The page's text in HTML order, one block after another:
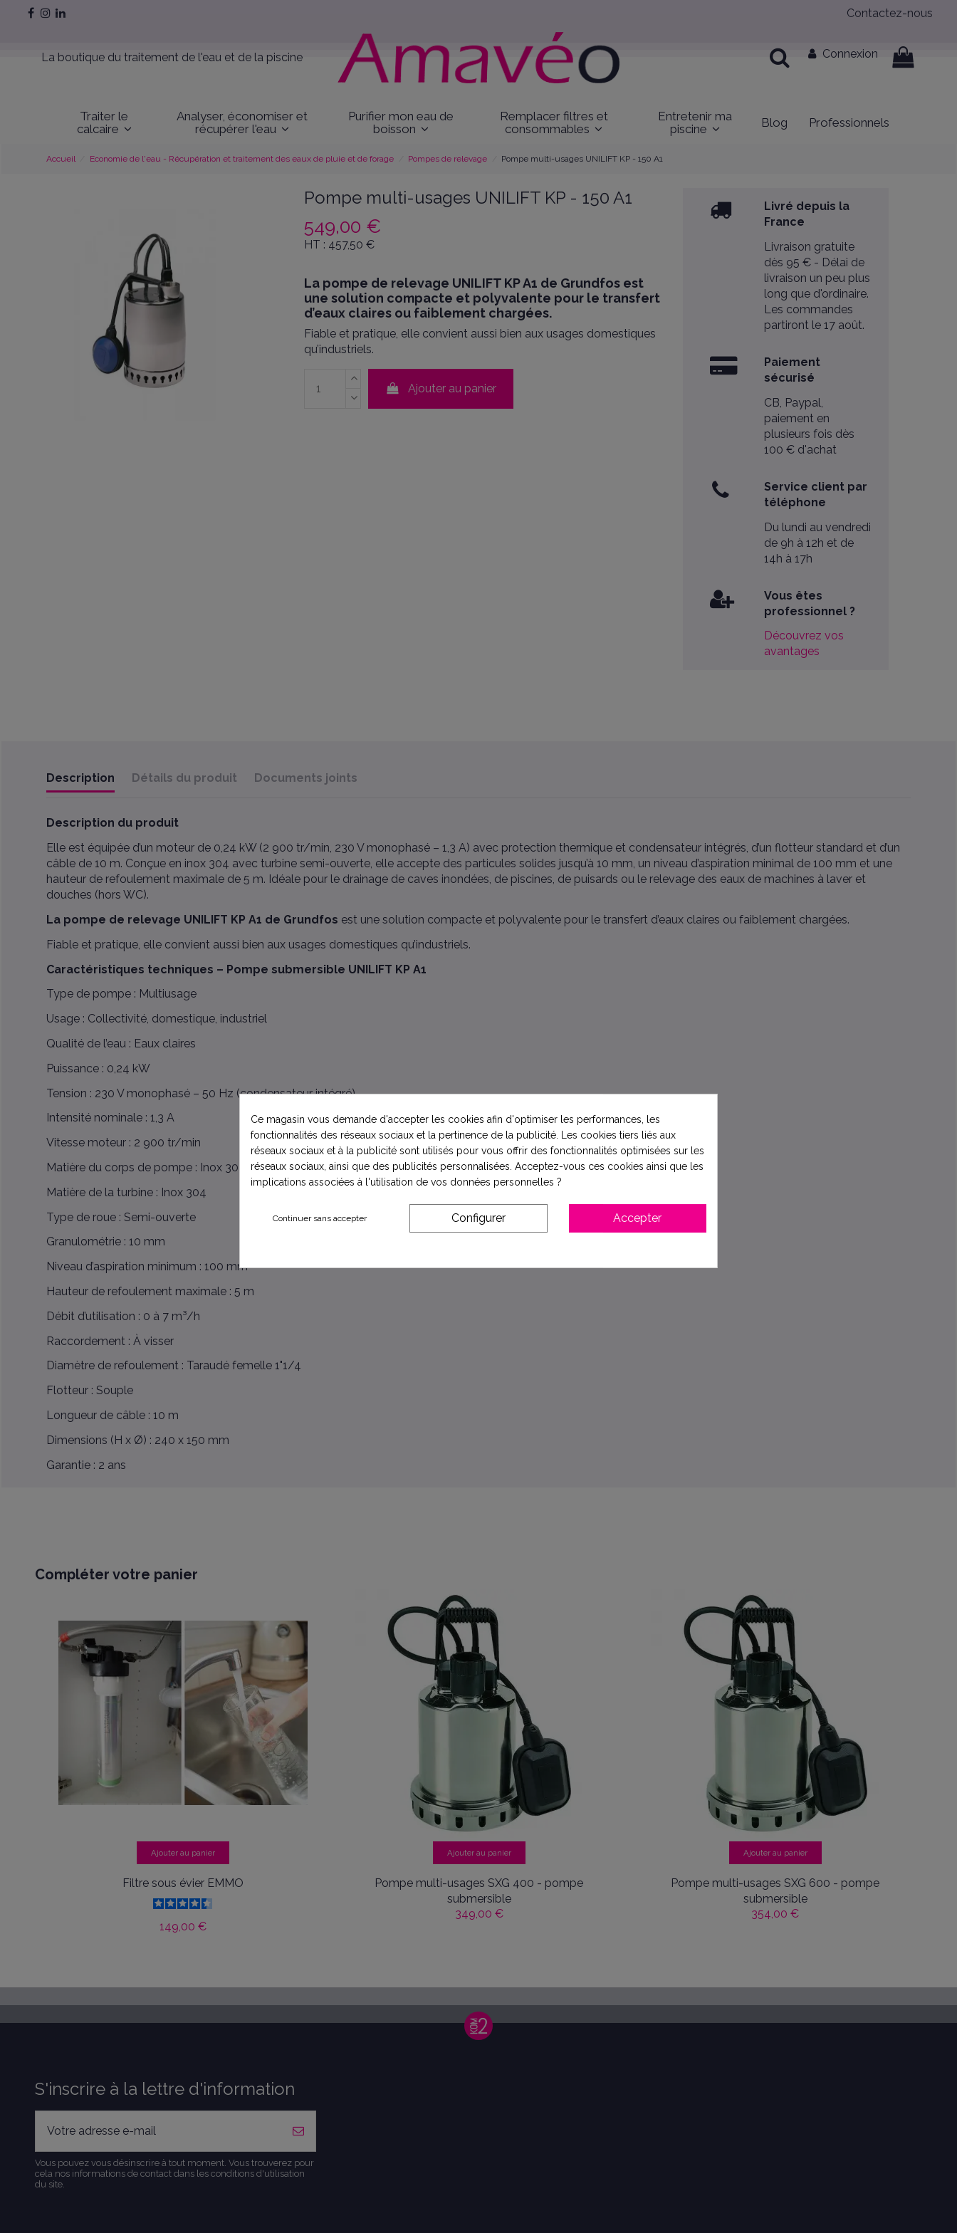
Contactez-nous
La boutique du traitement de l'eau et de la piscine Connexion
Traiter le
calcaire
Analyser, économiser et
récupérer l'eau
Purifier mon eau de
boisson
Remplacer filtres et
consommables
Entretenir ma
piscine
Blog Professionnels
Accueil Economie de l'eau - Récupération et traitement des eaux de pluie et de forage Pompes de relevage Pompe multi-usages UNILIFT KP - 150 A1
Pompe multi-usages UNILIFT KP - 150 A1
549,00 €
HT : 457,50€
La pompe de relevage UNILIFT KP A1 de Grundfos est
une solution compacte et polyvalente pour le transfert
d’eaux claires ou faiblement chargées.
Fiable et pratique, elle convient aussi bien aux usages domestiques
qu’industriels.
Ajouter au panier
Livré depuis la
France
Livraison gratuite
dès 95 € - Délai de
livraison un peu plus
long que d'ordinaire.
Les commandes
partiront le 17 août.
Paiement
sécurisé
CB, Paypal,
paiement en
plusieurs fois dès
100 € d'achat
Service client par
téléphone
Du lundi au vendredi
de 9h à 12h et de
14h à 17h
Vous êtes
professionnel ?
Découvrez vos
avantages
Description Détails du produit Documents joints
Description du produit
Elle est équipée d’un moteur de 0,24 kW (2 900 tr/min, 230 V monophasé – 1,3 A) avec protection thermique et condensateur intégrés, d’un flotteur standard et d’un
câble de 10 m. Conçue en inox 304 avec turbine semi-ouverte, elle accepte des particules solides jusqu’à 10 mm, un niveau d’aspiration minimal de 100 mm et une
hauteur de refoulement maximale de 5 m. Idéale pour le drainage de caves inondées, de piscines, de puisards ou le relevage des eaux de machines à laver et
douches (hors WC).
La pompe de relevage UNILIFT KP A1 de Grundfos est une solution compacte et polyvalente pour le transfert d’eaux claires ou faiblement chargées.
Fiable et pratique, elle convient aussi bien aux usages domestiques qu’industriels.
Caractéristiques techniques – Pompe submersible UNILIFT KP A1
Type de pompe : Multiusage
Usage : Collectivité, domestique, industriel
Qualité de l’eau : Eaux claires
Puissance : 0,24 kW
Tension : 230 V monophasé – 50 Hz (condensateur intégré)
Intensité nominale : 1,3 A
Vitesse moteur : 2 900 tr/min
Matière du corps de pompe : Inox 304
Matière de la turbine : Inox 304
Type de roue : Semi-ouverte
Granulométrie : 10 mm
Niveau d’aspiration minimum : 100 mm
Hauteur de refoulement maximale : 5 m
Débit d’utilisation : 0 à 7 m³/h
Raccordement : À visser
Diamètre de refoulement : Taraudé femelle 1"1/4
Flotteur : Souple
Longueur de câble : 10 m
Dimensions (H x Ø) : 240 x 150 mm
Garantie : 2 ans
Compléter votre panier
Ajouter au panier
Filtre sous évier EMMO
149,00 €
Ajouter au panier
Pompe multi-usages SXG 400 - pompe
submersible
349,00 €
Ajouter au panier
Pompe multi-usages SXG 600 - pompe
submersible
354,00 €
S'inscrire à la lettre d'information
Vous pouvez vous désinscrire à tout moment. Vous trouverez pour
cela nos informations de contact dans les conditions d'utilisation
du site.
Ce magasin vous demande d'accepter les cookies afin d'optimiser les performances, les
fonctionnalités des réseaux sociaux et la pertinence de la publicité. Les cookies tiers liés aux
réseaux sociaux et à la publicité sont utilisés pour vous offrir des fonctionnalités optimisées sur les
réseaux sociaux, ainsi que des publicités personnalisées. Acceptez-vous ces cookies ainsi que les
implications associées à l'utilisation de vos données personnelles ?
Continuer sans accepter Configurer Accepter